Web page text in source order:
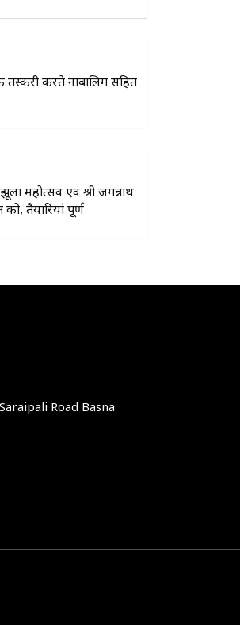
तस्करी करते नाबालिग सहित
महोत्सव एवं श्री जगन्नाथ
तैयारियां पूर्ण
Road Basna